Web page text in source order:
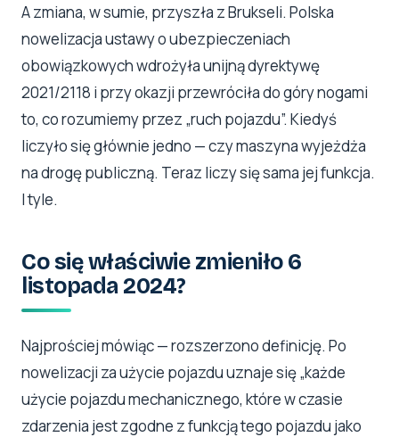
A zmiana, w sumie, przyszła z Brukseli. Polska
nowelizacja ustawy o ubezpieczeniach
obowiązkowych wdrożyła unijną dyrektywę
2021/2118 i przy okazji przewróciła do góry nogami
to, co rozumiemy przez „ruch pojazdu”. Kiedyś
liczyło się głównie jedno — czy maszyna wyjeżdża
na drogę publiczną. Teraz liczy się sama jej funkcja.
I tyle.
Co się właściwie zmieniło 6
listopada 2024?
Najprościej mówiąc — rozszerzono definicję. Po
nowelizacji za użycie pojazdu uznaje się „każde
użycie pojazdu mechanicznego, które w czasie
zdarzenia jest zgodne z funkcją tego pojazdu jako